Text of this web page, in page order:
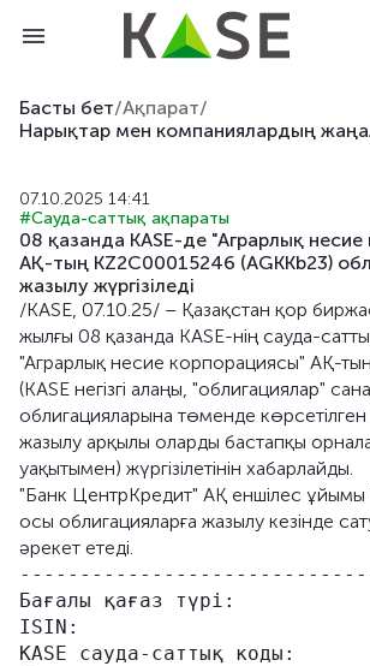
Басты бет/Ақпарат/
Нарықтар мен компаниялардың
07.10.2025 14:41
#Сауда-саттық ақпараты
08 қазанда KASE-де "Аграрлық
АҚ-тың KZ2C00015246 (AGKKb23)
жазылу жүргізіледі
/KASE, 07.10.25/ – Қазақстан қор
жылғы 08 қазанда KASE-нің сауда-
"Аграрлық несие корпорациясы" АҚ-
(KASE негізгі алаңы, "облигациялар"
облигацияларына төменде
жазылу арқылы оларды бастапқы
уақытымен) жүргізілетінін хабарлайды.
"Банк ЦентрКредит" АҚ еншілес
осы облигацияларға жазылу кезінде
әрекет етеді.
Бағалы қағаз түрі:
ISIN:
KASE сауда-саттық коды: